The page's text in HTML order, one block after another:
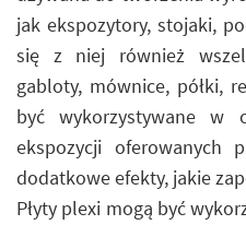
jak ekspozytory, stojaki,
się z niej również
gabloty, mównice, półki,
być wykorzystywane w
ekspozycji oferowanych
dodatkowe efekty, jakie
Płyty plexi mogą być